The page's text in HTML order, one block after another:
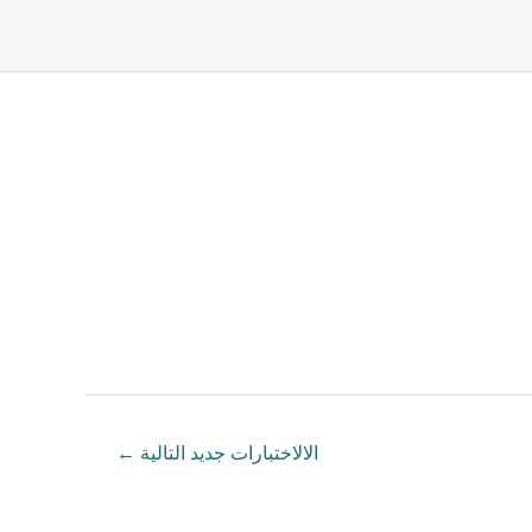
الالاختبارات جديد التالية ←